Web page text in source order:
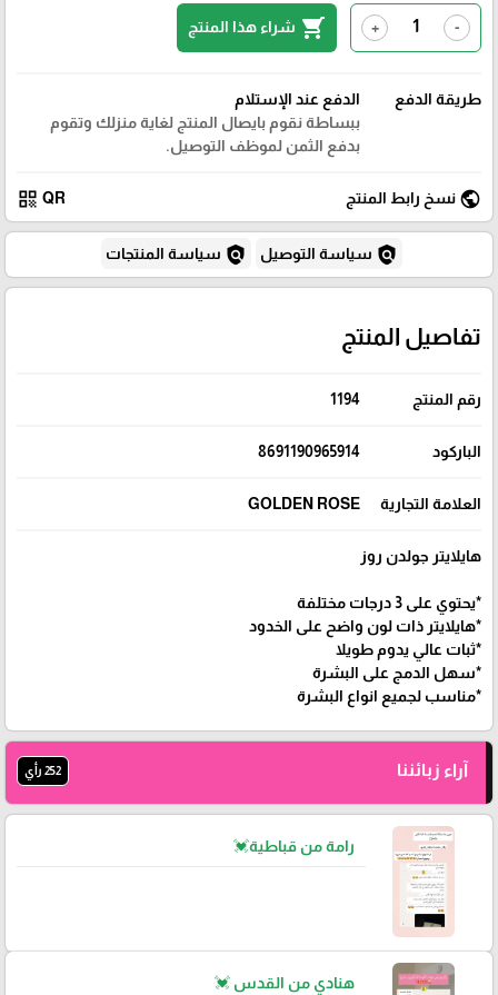
-
+
shopping_cart شراء هذا المنتج
طريقة الدفع
الدفع عند الإستلام
ببساطة نقوم بايصال المنتج لغاية منزلك وتقوم
بدفع الثمن لموظف التوصيل.
public نسخ رابط المنتج QR
qr_code
policy سياسة التوصيل policy سياسة المنتجات
تفاصيل المنتج
رقم المنتج 1194
الباركود 8691190965914
العلامة التجارية GOLDEN ROSE
هايلايتر جولدن روز
*يحتوي على 3 درجات مختلفة
*هايلايتر ذات لون واضح على الخدود
*ثبات عالي يدوم طويلا
*سهل الدمج على البشرة
*مناسب لجميع انواع البشرة
آراء زبائننا 252 رأي
رامة من قباطية💓
هنادي من القدس 💓